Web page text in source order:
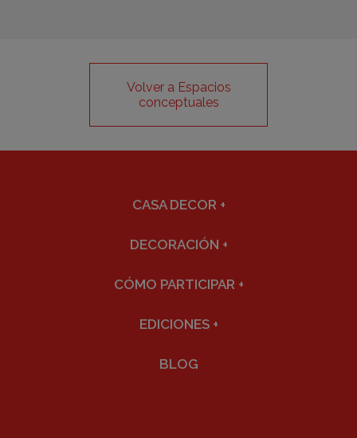
Volver a Espacios
conceptuales
CASA DECOR +
DECORACIÓN +
CÓMO PARTICIPAR +
EDICIONES +
BLOG